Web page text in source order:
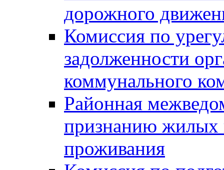
дорожного
Комиссия по
задолженности
коммунального
Районная
признанию жилых
проживания